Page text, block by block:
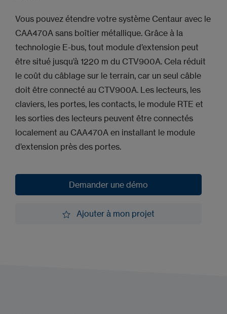
Vous pouvez étendre votre système Centaur avec le
CAA470A sans boîtier métallique. Grâce à la
technologie E-bus, tout module d’extension peut
être situé jusqu’à 1220 m du CTV900A. Cela réduit
le coût du câblage sur le terrain, car un seul câble
doit être connecté au CTV900A. Les lecteurs, les
claviers, les portes, les contacts, le module RTE et
les sorties des lecteurs peuvent être connectés
localement au CAA470A en installant le module
d’extension près des portes.
Demander une démo
Ajouter à mon projet